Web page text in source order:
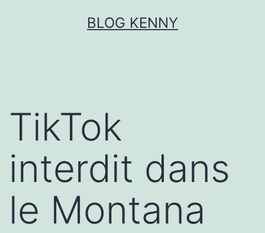
BLOG KENNY
TikTok
interdit dans
le Montana